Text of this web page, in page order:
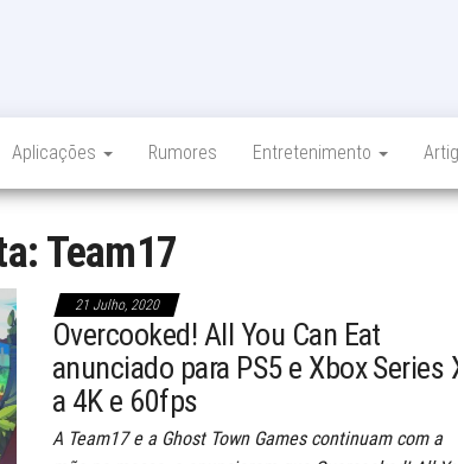
Aplicações Rumores Entretenimento
Team17
21 Julho, 2020
Overcooked! All You Can Eat
anunciado para PS5 e Xbox Series
a 4K e 60fps
A Team17 e a Ghost Town Games continuam com a